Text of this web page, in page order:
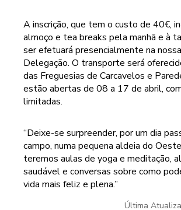
A inscrição, que tem o custo de 40€,
almoço e tea breaks pela manhã e à
ser efetuará presencialmente na
Delegação. O transporte será
das Freguesias de Carcavelos e
estão abertas de 08 a 17 de abril,
limitadas.
“Deixe-se surpreender, por um dia
campo, numa pequena aldeia do
teremos aulas de yoga e meditação,
saudável e conversas sobre como
vida mais feliz e plena.”
Última